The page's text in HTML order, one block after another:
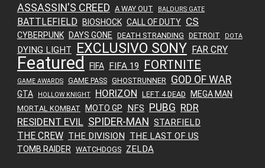
ASSASSIN'S CREED A WAY OUT BALDURS GATE
BATTLEFIELD BIOSHOCK CALL OF DUTY CS
CYBERPUNK DAYS GONE DEATH STRANDING DETROIT DOTA
DYING LIGHT EXCLUSIVO SONY FAR CRY
Featured FIFA FIFA 19 FORTNITE
GAME AWARDS GAME PASS GHOSTRUNNER GOD OF WAR
GTA HOLLOW KNIGHT HORIZON LEFT 4 DEAD MEGA MAN
MORTAL KOMBAT MOTO GP NFS PUBG RDR
RESIDENT EVIL SPIDER-MAN STARFIELD
THE CREW THE DIVISION THE LAST OF US
TOMB RAIDER WATCHDOGS ZELDA